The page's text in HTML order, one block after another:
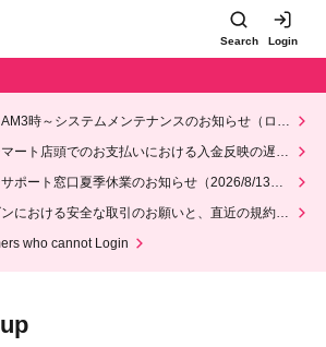
Search Login
時～システムメンテナンスのお知らせ（ロー
ート店頭でのお支払いにおける入金反映の遅延
ポート窓口夏季休業のお知らせ（2026/8/13～2
における安全な取引のお願いと、直近の規約違
who cannot Login